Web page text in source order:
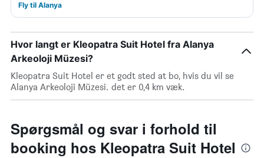
Fly til Alanya
Hvor langt er Kleopatra Suit Hotel fra Alanya
Arkeoloji Müzesi?
Kleopatra Suit Hotel er et godt sted at bo, hvis du vil se
Alanya Arkeoloji Müzesi. det er 0,4 km væk.
Spørgsmål og svar i forhold til
booking hos Kleopatra Suit Hotel